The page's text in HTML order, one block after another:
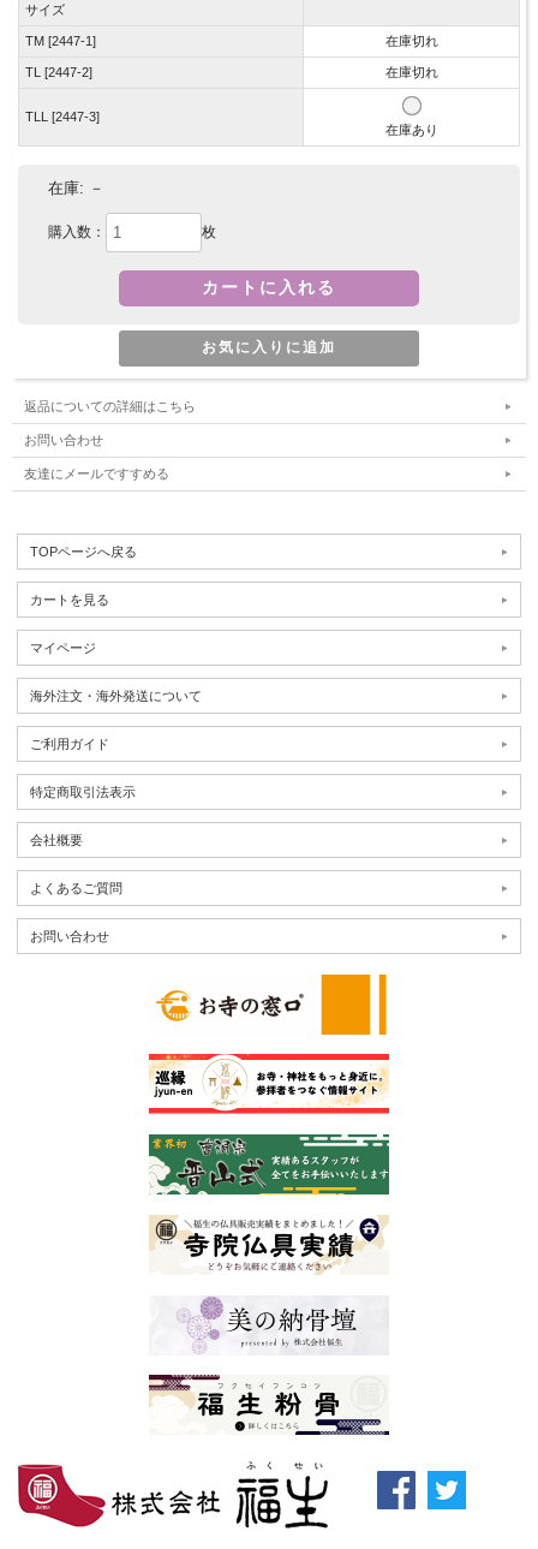
サイズ
TM [2447-1] 在庫切れ
TL [2447-2] 在庫切れ
TLL [2447-3]
在庫あり
在庫: －
購入数： 枚
返品についての詳細はこちら
お問い合わせ
友達にメールですすめる
TOPページへ戻る
カートを見る
マイページ
海外注文・海外発送について
ご利用ガイド
特定商取引法表示
会社概要
よくあるご質問
お問い合わせ